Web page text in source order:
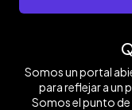
Somos un portal
para reflejar a un
Somos el punto de